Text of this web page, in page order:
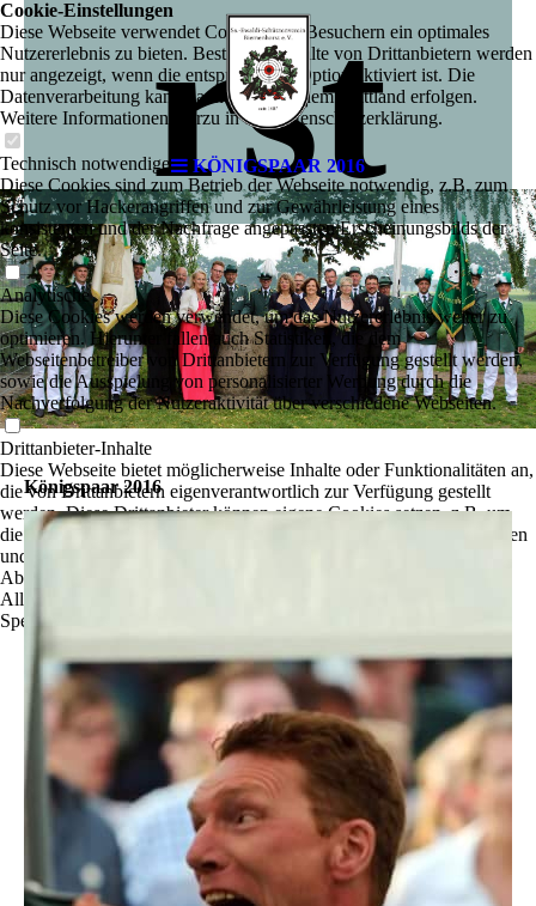
KÖNIGSPAAR 2016
rst
Königspaar 2016
Cookie-Einstellungen
Diese Webseite verwendet Cookies, um Besuchern ein optimales
Nutzererlebnis zu bieten. Bestimmte Inhalte von Drittanbietern werden
nur angezeigt, wenn die entsprechende Option aktiviert ist. Die
Datenverarbeitung kann dann auch in einem Drittland erfolgen.
Weitere Informationen hierzu in der Datenschutzerklärung.
Technisch notwendige
Diese Cookies sind zum Betrieb der Webseite notwendig, z.B. zum
Schutz vor Hackerangriffen und zur Gewährleistung eines
konsistenten und der Nachfrage angepassten Erscheinungsbilds der
Seite.
Analytische
Diese Cookies werden verwendet, um das Nutzererlebnis weiter zu
optimieren. Hierunter fallen auch Statistiken, die dem
Webseitenbetreiber von Drittanbietern zur Verfügung gestellt werden,
sowie die Ausspielung von personalisierter Werbung durch die
Nachverfolgung der Nutzeraktivität über verschiedene Webseiten.
Drittanbieter-Inhalte
Diese Webseite bietet möglicherweise Inhalte oder Funktionalitäten an,
die von Drittanbietern eigenverantwortlich zur Verfügung gestellt
werden. Diese Drittanbieter können eigene Cookies setzen, z.B. um
die Nutzeraktivität zu verfolgen oder ihre Angebote zu personalisieren
und zu optimieren.
Ablehnen
Alle akzeptieren
Speichern